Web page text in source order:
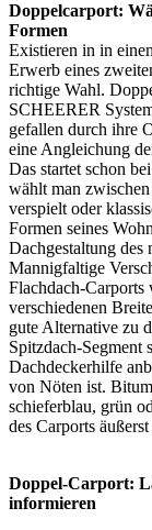
Doppelcarport:
Formen
Existieren in in
Erwerb eines
richtige Wahl.
SCHEERER
gefallen durch ihre
eine Angleichung
Das startet schon
wählt man
verspielt oder
Formen seines
Dachgestaltung des
Mannigfaltige
Flachdach-Carports
verschiedenen
gute Alternative zu
Spitzdach-Segment
Dachdeckerhilfe
von Nöten ist.
schieferblau, grün
des Carports
Doppel-Carport:
informieren